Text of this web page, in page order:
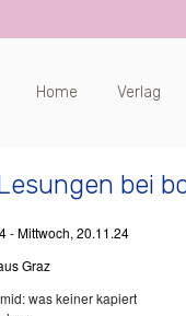
Home Verlag
bei
- Mittwoch, 20.11.24
Graz
was keiner kapiert